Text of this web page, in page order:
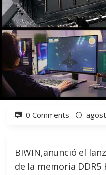
0 Comments
BIWIN,anunció el
de la memoria DDR5